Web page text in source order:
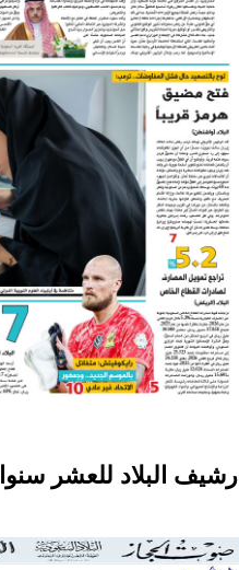
ارشيف البلاد للعشر